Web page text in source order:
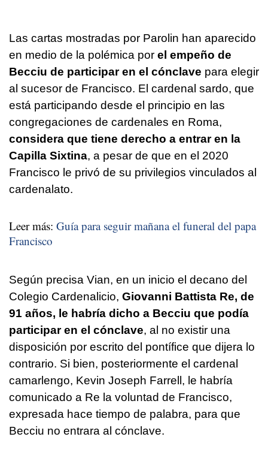
Las cartas mostradas por Parolin han aparecido
en medio de la polémica por el empeño de
Becciu de participar en el cónclave para elegir
al sucesor de Francisco. El cardenal sardo, que
está participando desde el principio en las
congregaciones de cardenales en Roma,
considera que tiene derecho a entrar en la
Capilla Sixtina, a pesar de que en el 2020
Francisco le privó de su privilegios vinculados al
cardenalato.
Leer más: Guía para seguir mañana el funeral del papa
Francisco
Según precisa Vian, en un inicio el decano del
Colegio Cardenalicio, Giovanni Battista Re, de
91 años, le habría dicho a Becciu que podía
participar en el cónclave, al no existir una
disposición por escrito del pontífice que dijera lo
contrario. Si bien, posteriormente el cardenal
camarlengo, Kevin Joseph Farrell, le habría
comunicado a Re la voluntad de Francisco,
expresada hace tiempo de palabra, para que
Becciu no entrara al cónclave.